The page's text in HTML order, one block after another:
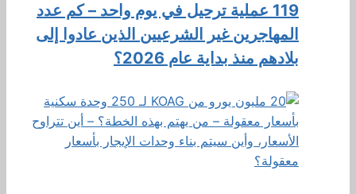
119 عملية ترحيل في يوم واحد – كم عدد
المهاجرين غير الشرعيين الذين عادوا إلى
بلادهم منذ بداية عام 2026؟